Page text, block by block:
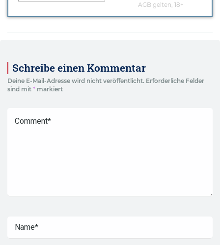
AGB gelten, 18+
Schreibe einen Kommentar
Deine E-Mail-Adresse wird nicht veröffentlicht. Erforderliche Felder
sind mit * markiert